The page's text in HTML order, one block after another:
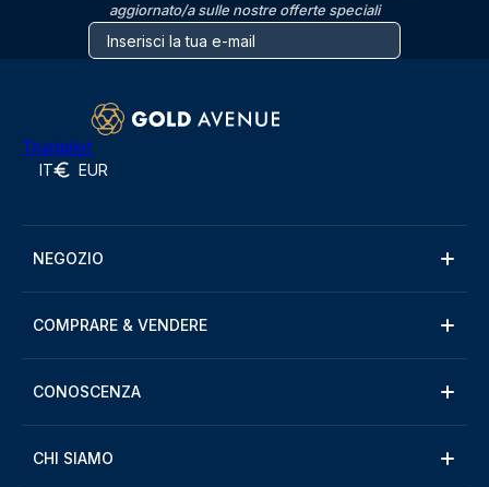
aggiornato/a sulle nostre offerte speciali
Trustpilot
IT EUR
NEGOZIO
COMPRARE & VENDERE
CONOSCENZA
CHI SIAMO